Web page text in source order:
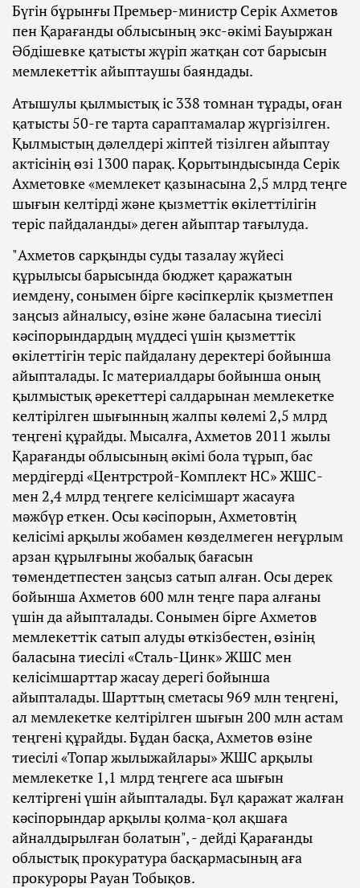
Бүгін бұрынғы Премьер-министр Серік Ахметов
пен Қарағанды облысының экс-әкімі Бауыржан
Әбдішевке қатысты жүріп жатқан сот барысын
мемлекеттік айыптаушы баяндады.
Атышулы қылмыстық іс 338 томнан тұрады, оған
қатысты 50-ге тарта сараптамалар жүргізілген.
Қылмыстың дәлелдері жіптей тізілген айыптау
актісінің өзі 1300 парақ. Қорытындысында Серік
Ахметовке «мемлекет қазынасына 2,5 млрд теңге
шығын келтірді және қызметтік өкілеттілігін
теріс пайдаланды» деген айыптар тағылуда.
"Ахметов сарқынды суды тазалау жүйесі
құрылысы барысында бюджет қаражатын
иемдену, сонымен бірге кәсіпкерлік қызметпен
заңсыз айналысу, өзіне және баласына тиесілі
кәсіпорындардың мүддесі үшін қызметтік
өкілеттігін теріс пайдалану деректері бойынша
айыпталады. Іс материалдары бойынша оның
қылмыстық әрекеттері салдарынан мемлекетке
келтірілген шығынның жалпы көлемі 2,5 млрд
теңгені құрайды. Мысалға, Ахметов 2011 жылы
Қарағанды облысының әкімі бола тұрып, бас
мердігерді «Центрстрой-Комплект НС» ЖШС-
мен 2,4 млрд теңгеге келісімшарт жасауға
мәжбүр еткен. Осы кәсіпорын, Ахметовтің
келісімі арқылы жобамен көзделмеген неғұрлым
арзан құрылғыны жобалық бағасын
төмендетпестен заңсыз сатып алған. Осы дерек
бойынша Ахметов 600 млн теңге пара алғаны
үшін да айыпталады. Сонымен бірге Ахметов
мемлекеттік сатып алуды өткізбестен, өзінің
баласына тиесілі «Сталь-Цинк» ЖШС мен
келісімшарттар жасау дерегі бойынша
айыпталады. Шарттың сметасы 969 млн теңгені,
ал мемлекетке келтірілген шығын 200 млн астам
теңгені құрайды. Бұдан басқа, Ахметов өзіне
тиесілі «Топар жылыжайлары» ЖШС арқылы
мемлекетке 1,1 млрд теңгеге аса шығын
келтіргені үшін айыпталады. Бұл қаражат жалған
кәсіпорындар арқылы қолма-қол ақшаға
айналдырылған болатын", - дейді Қарағанды
облыстық прокуратура басқармасының аға
прокуроры Рауан Тобықов.